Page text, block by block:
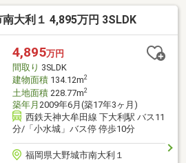
大利１ 4,895万円 3SLDK
4,895万円
間取り 3SLDK
建物面積134.12m2
土地面積228.77m2
築年月 2009年6月(築17年3ヶ月)
西鉄天神大牟田線 下大利駅 バス11
分/「小水城」バス停 停歩10分
福岡県大野城市南大利１